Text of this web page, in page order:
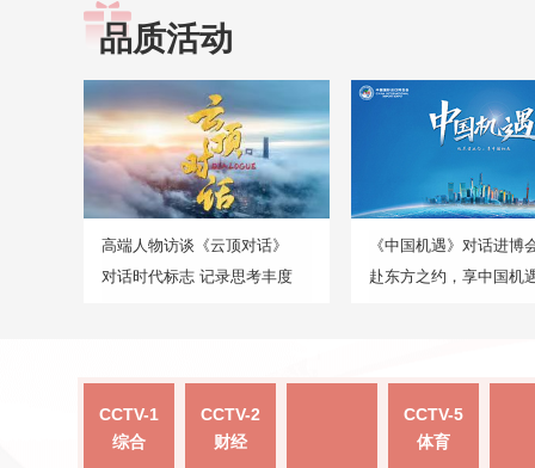
品质活动
高端人物访谈《云顶对话》
对话时代标志 记录思考丰度
《中国机遇》对话进博
赴东方之约，享中国机
CCTV-1
综合
CCTV-2
财经
CCTV-5
体育